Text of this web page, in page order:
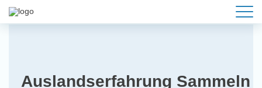
Auslandserfahrung Sammeln